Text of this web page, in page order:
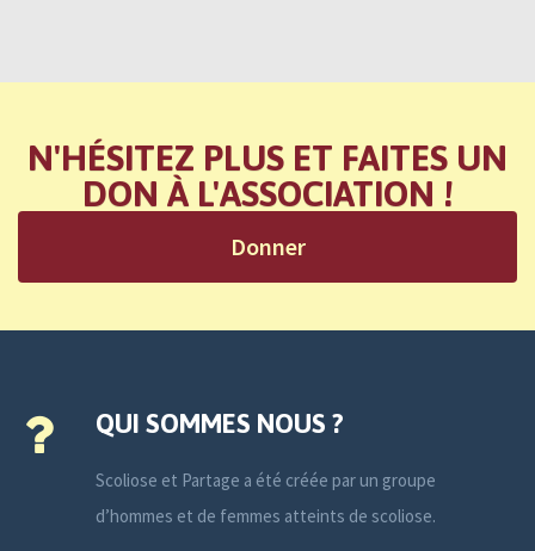
N'HÉSITEZ PLUS ET FAITES UN
DON À L'ASSOCIATION !
Donner
QUI SOMMES NOUS ?
Scoliose et Partage a été créée par un groupe
d’hommes et de femmes atteints de scoliose.